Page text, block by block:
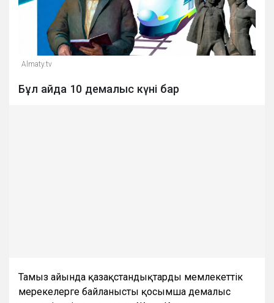
Almaty.tv
Бұл айда 10 демалыс күні бар
Тамыз айында қазақстандықтарды мемлекеттік
мерекелерге байланысты қосымша демалыс